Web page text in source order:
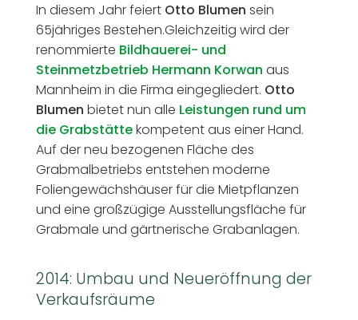
In diesem Jahr feiert Otto Blumen sein
65jähriges Bestehen.Gleichzeitig wird der
renommierte Bildhauerei- und
Steinmetzbetrieb Hermann Korwan aus
Mannheim in die Firma eingegliedert. Otto
Blumen bietet nun alle Leistungen rund um
die Grabstättekompetent aus einer Hand.
Auf der neu bezogenen Fläche des
Grabmalbetriebs entstehen moderne
Foliengewächshäuser für die Mietpflanzen
und eine großzügige Ausstellungsfläche für
Grabmale und gärtnerische Grabanlagen.
2014: Umbau und Neueröffnung der
Verkaufsräume